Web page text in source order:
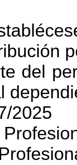
del
2025